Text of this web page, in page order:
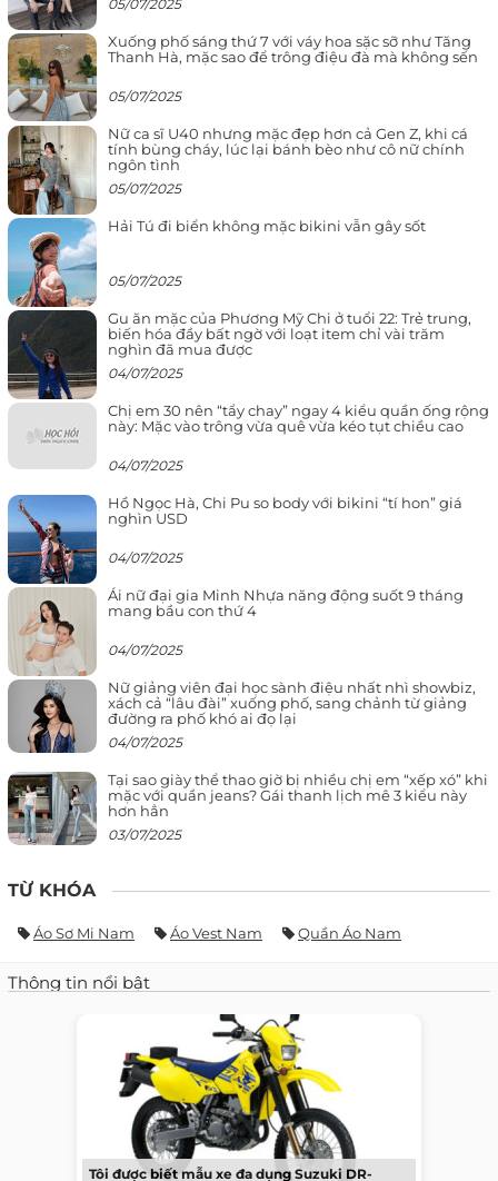
05/07/2025
Xuống phố sáng thứ 7 với váy hoa sặc sỡ như Tăng
Thanh Hà, mặc sao để trông điệu đà mà không sến
05/07/2025
Nữ ca sĩ U40 nhưng mặc đẹp hơn cả Gen Z, khi cá
tính bùng cháy, lúc lại bánh bèo như cô nữ chính
ngôn tình
05/07/2025
Hải Tú đi biển không mặc bikini vẫn gây sốt
05/07/2025
Gu ăn mặc của Phương Mỹ Chi ở tuổi 22: Trẻ trung,
biến hóa đầy bất ngờ với loạt item chỉ vài trăm
nghìn đã mua được
04/07/2025
Chị em 30 nên “tẩy chay” ngay 4 kiểu quần ống rộng
này: Mặc vào trông vừa quê vừa kéo tụt chiều cao
04/07/2025
Hồ Ngọc Hà, Chi Pu so body với bikini “tí hon” giá
nghìn USD
04/07/2025
Ái nữ đại gia Minh Nhựa năng động suốt 9 tháng
mang bầu con thứ 4
04/07/2025
Nữ giảng viên đại học sành điệu nhất nhì showbiz,
xách cả “lâu đài” xuống phố, sang chảnh từ giảng
đường ra phố khó ai đọ lại
04/07/2025
Tại sao giày thể thao giờ bị nhiều chị em “xếp xó” khi
mặc với quần jeans? Gái thanh lịch mê 3 kiểu này
hơn hẳn
03/07/2025
TỪ KHÓA
Áo Sơ Mi Nam Áo Vest Nam Quần Áo Nam
Thông tin nổi bật
Tôi được biết mẫu xe đa dụng Suzuki DR-